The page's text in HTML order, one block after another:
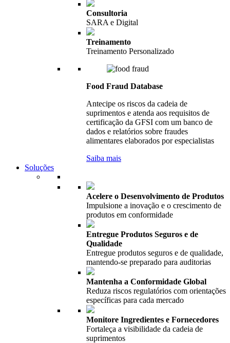
Consultoria
SARA e Digital
Treinamento
Treinamento Personalizado
Food Fraud Database
Antecipe os riscos da cadeia de
suprimentos e atenda aos requisitos de
certificação da GFSI com um banco de
dados e relatórios sobre fraudes
alimentares elaborados por especialistas
Saiba mais
Soluções
Acelere o Desenvolvimento de Produtos
Impulsione a inovação e o crescimento de
produtos em conformidade
Entregue Produtos Seguros e de
Qualidade
Entregue produtos seguros e de qualidade,
mantendo-se preparado para auditorias
Mantenha a Conformidade Global
Reduza riscos regulatórios com orientações
específicas para cada mercado
Monitore Ingredientes e Fornecedores
Fortaleça a visibilidade da cadeia de
suprimentos